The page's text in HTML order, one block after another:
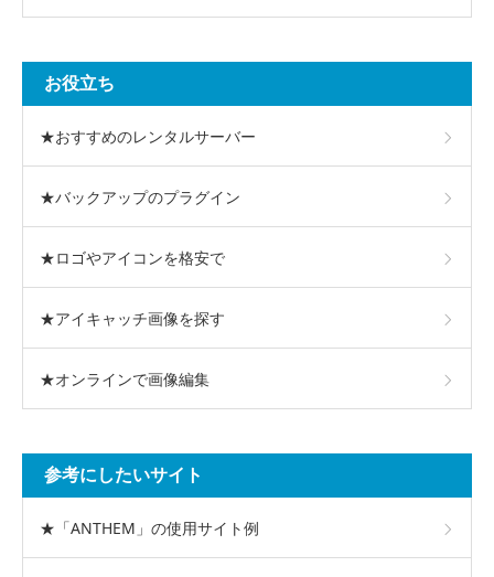
お役立ち
★おすすめのレンタルサーバー
★バックアップのプラグイン
★ロゴやアイコンを格安で
★アイキャッチ画像を探す
★オンラインで画像編集
参考にしたいサイト
★「ANTHEM」の使用サイト例